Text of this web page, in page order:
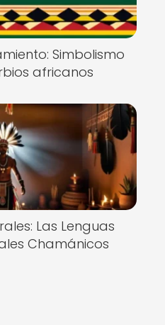
Simbolismo
africanos
Las Lenguas
Chamánicos